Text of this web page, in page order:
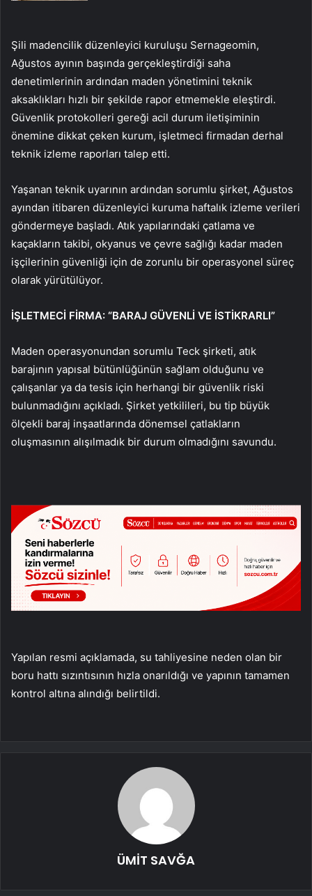
Şili madencilik düzenleyici kuruluşu Sernageomin,
Ağustos ayının başında gerçekleştirdiği saha
denetimlerinin ardından maden yönetimini teknik
aksaklıkları hızlı bir şekilde rapor etmemekle eleştirdi.
Güvenlik protokolleri gereği acil durum iletişiminin
önemine dikkat çeken kurum, işletmeci firmadan derhal
teknik izleme raporları talep etti.
Yaşanan teknik uyarının ardından sorumlu şirket, Ağustos
ayından itibaren düzenleyici kuruma haftalık izleme verileri
göndermeye başladı. Atık yapılarındaki çatlama ve
kaçakların takibi, okyanus ve çevre sağlığı kadar maden
işçilerinin güvenliği için de zorunlu bir operasyonel süreç
olarak yürütülüyor.
İŞLETMECİ FİRMA: “BARAJ GÜVENLİ VE İSTİKRARLI”
Maden operasyonundan sorumlu Teck şirketi, atık
barajının yapısal bütünlüğünün sağlam olduğunu ve
çalışanlar ya da tesis için herhangi bir güvenlik riski
bulunmadığını açıkladı. Şirket yetkilileri, bu tip büyük
ölçekli baraj inşaatlarında dönemsel çatlakların
oluşmasının alışılmadık bir durum olmadığını savundu.
Yapılan resmi açıklamada, su tahliyesine neden olan bir
boru hattı sızıntısının hızla onarıldığı ve yapının tamamen
kontrol altına alındığı belirtildi.
ÜMİT SAVĞA